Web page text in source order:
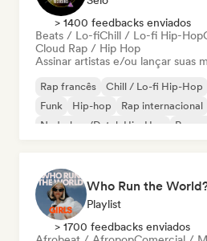
> 1400 feedbacks enviados
Beats / Lo-fiChill / Lo-fi Hip-Hop
Cloud Rap / Hip Hop
Assinar artistas e/ou lançar suas
Rap francês Chill / Lo-fi Hip-Hop
Funk
Hip-hop
Rap internacional
Nederhop/Dutch Hip-Hop
Rap
Playlist
> 1700 feedbacks enviados